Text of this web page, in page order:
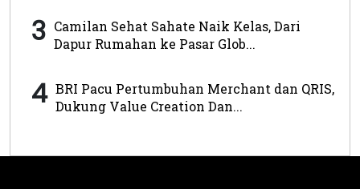
3 Camilan Sehat Sahate Naik Kelas, Dari
Dapur Rumahan ke Pasar Glob...
4 BRI Pacu Pertumbuhan Merchant dan QRIS,
Dukung Value Creation Dan...